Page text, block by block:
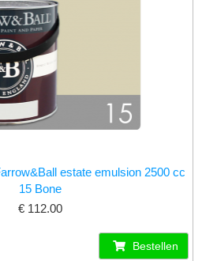
estate emulsion 2500 cc
15 Bone
€ 112.00
Bestellen